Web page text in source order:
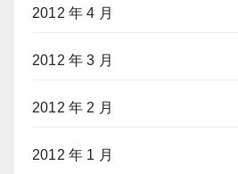
2012 年 4 月
2012 年 3 月
2012 年 2 月
2012 年 1 月